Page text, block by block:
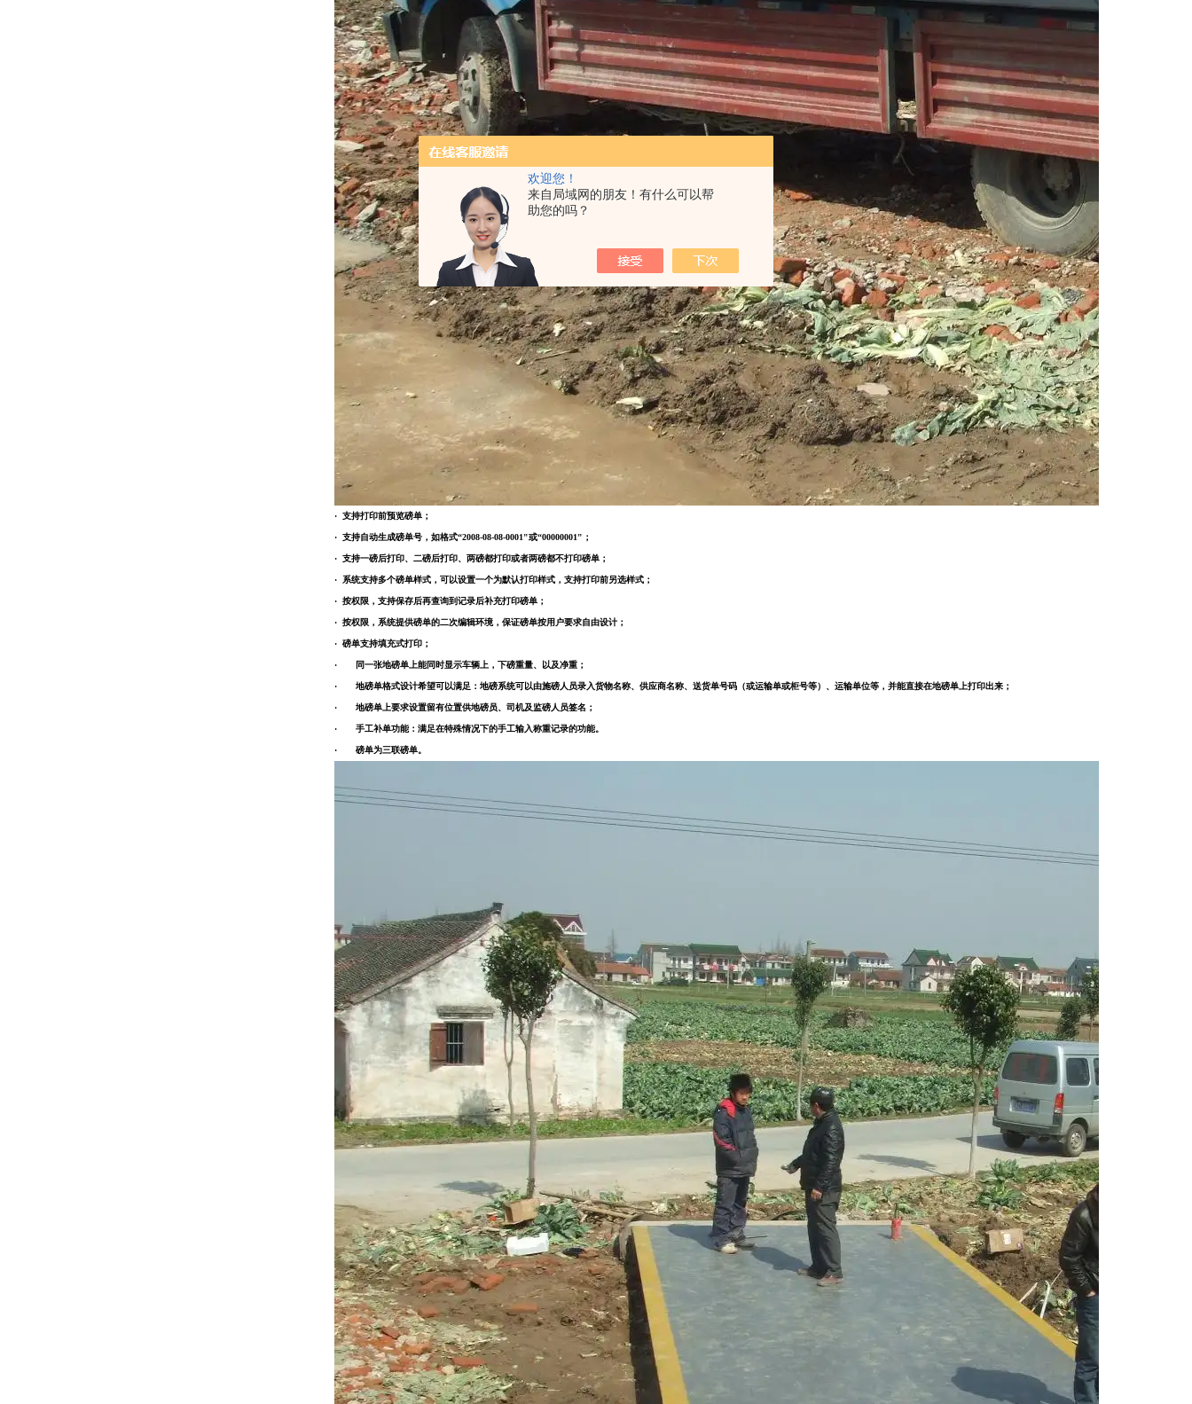
欢迎您！
来自局域网的朋友！有什么可以帮
助您的吗？
· 支持打印前预览磅单；
· 支持自动生成磅单号，如格式“2008-08-08-0001"或“00000001"；
· 支持一磅后打印、二磅后打印、两磅都打印或者两磅都不打印磅单；
· 系统支持多个磅单样式，可以设置一个为默认打印样式，支持打印前另选样式；
· 按权限，支持保存后再查询到记录后补充打印磅单；
· 按权限，系统提供磅单的二次编辑环境，保证磅单按用户要求自由设计；
· 磅单支持填充式打印；
· 同一张地磅单上能同时显示车辆上，下磅重量、以及净重；
· 地磅单格式设计希望可以满足：地磅系统可以由施磅人员录入货物名称、供应商名称、送货单号码（或运输单或柜号等）、运输单位等，并能直接在地磅单上打印出来；
· 地磅单上要求设置留有位置供地磅员、司机及监磅人员签名；
· 手工补单功能：满足在特殊情况下的手工输入称重记录的功能。
· 磅单为三联磅单。